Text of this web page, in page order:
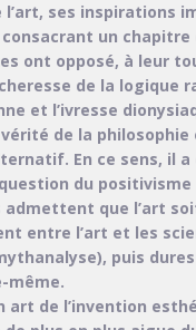
ses inspirations
un chapitre
ont opposé, à leur
de la logique
et l’ivresse
de la
En ce sens, il
du
admettent que l’art
entre l’art et les
puis
même.
art de l’invention